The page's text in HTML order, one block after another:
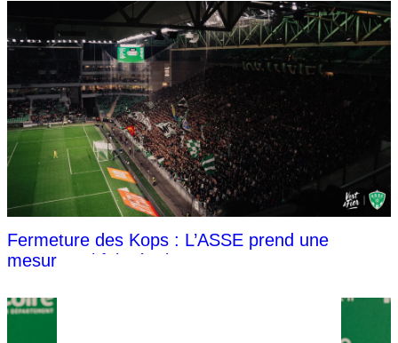
Fermeture des Kops : L’ASSE prend une
mesure qui fait réagir